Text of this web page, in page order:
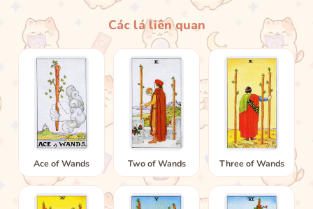
Các lá liên quan
Ace of Wands Two of Wands Three of Wands